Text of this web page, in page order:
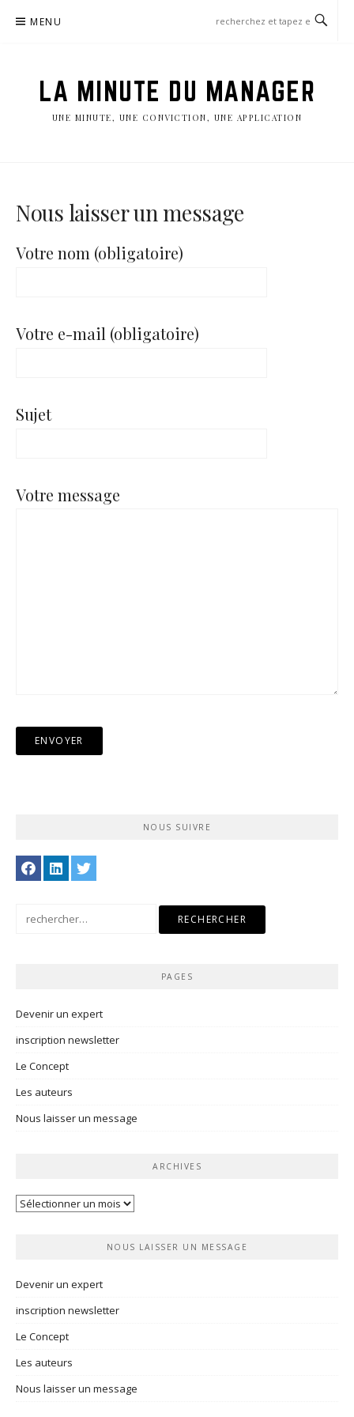
MENU
LA MINUTE DU MANAGER
UNE MINUTE, UNE CONVICTION, UNE APPLICATION
Nous laisser un message
Votre nom (obligatoire)
Votre e-mail (obligatoire)
Sujet
Votre message
NOUS SUIVRE
PAGES
Devenir un expert
inscription newsletter
Le Concept
Les auteurs
Nous laisser un message
ARCHIVES
Archives
NOUS LAISSER UN MESSAGE
Devenir un expert
inscription newsletter
Le Concept
Les auteurs
Nous laisser un message